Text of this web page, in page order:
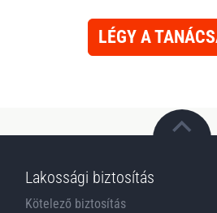
LÉGY A
Lakossági biztosítás
Kötelező biztosítás